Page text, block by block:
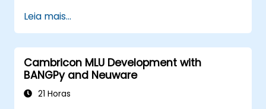
Leia mais...
Cambricon MLU Development with
BANGPy and Neuware
21 Horas